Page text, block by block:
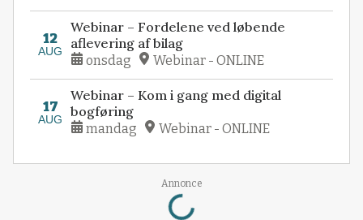
12
AUG
Webinar – Fordelene ved løbende
aflevering af bilag
onsdag Webinar - ONLINE
17
AUG
Webinar – Kom i gang med digital
bogføring
mandag Webinar - ONLINE
Annonce
Loading...